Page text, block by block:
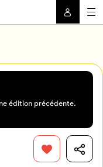
édition précédente.